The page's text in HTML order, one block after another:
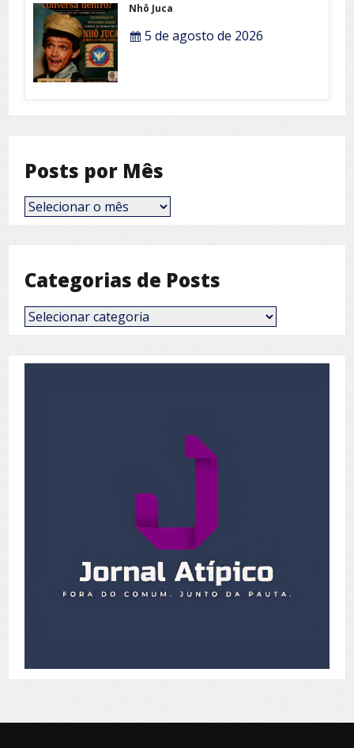
Nhô Juca
5 de agosto de 2026
Posts por Mês
Posts
por
Categorias de Posts
Categorias
de